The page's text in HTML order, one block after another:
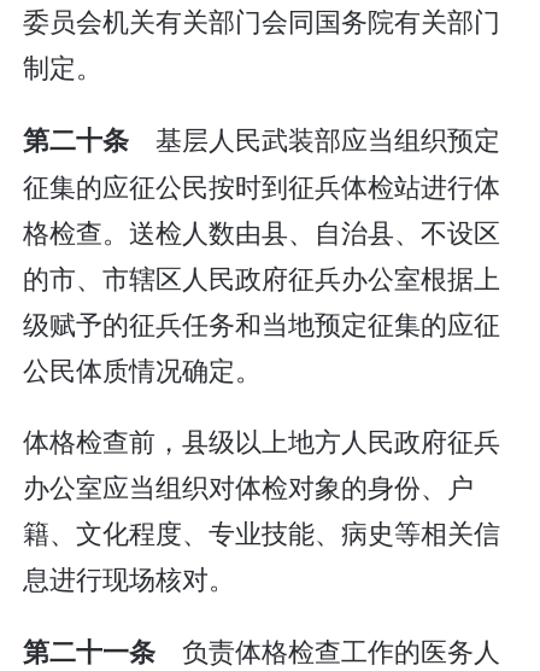
委员会机关有关部门会同国务院有关部门
制定。
第二十条 基层人民武装部应当组织预定
征集的应征公民按时到征兵体检站进行体
格检查。送检人数由县、自治县、不设区
的市、市辖区人民政府征兵办公室根据上
级赋予的征兵任务和当地预定征集的应征
公民体质情况确定。
体格检查前，县级以上地方人民政府征兵
办公室应当组织对体检对象的身份、户
籍、文化程度、专业技能、病史等相关信
息进行现场核对。
第二十一条 负责体格检查工作的医务人